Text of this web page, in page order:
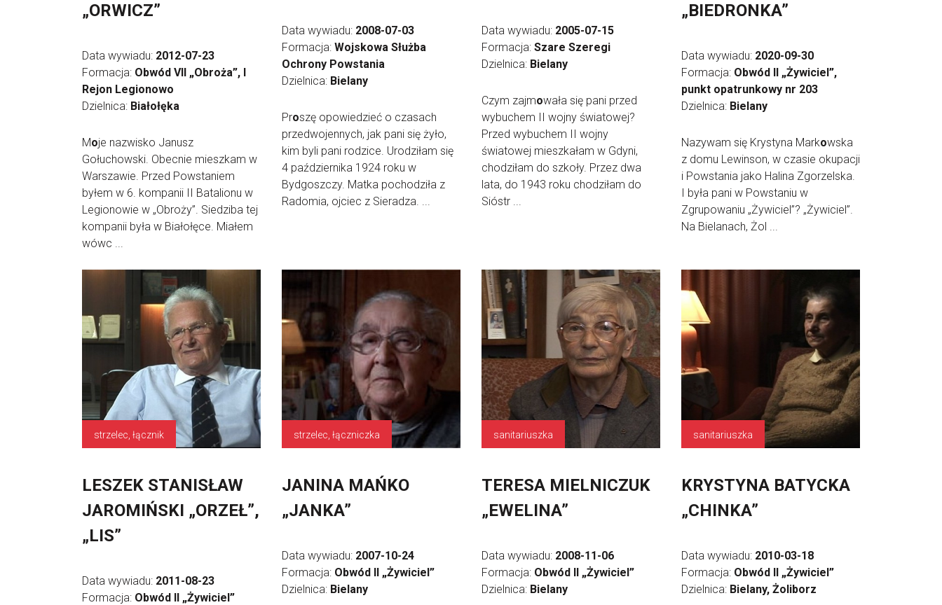
„ORWICZ”
Data wywiadu: 2012-07-23
Formacja: Obwód VII „Obroża”, I
Rejon Legionowo
Dzielnica: Białołęka
Moje nazwisko Janusz
Gołuchowski. Obecnie mieszkam w
Warszawie. Przed Powstaniem
byłem w 6. kompanii II Batalionu w
Legionowie w „Obroży”. Siedziba tej
kompanii była w Białołęce. Miałem
wówc ...
Data wywiadu: 2008-07-03
Formacja: Wojskowa Służba
Ochrony Powstania
Dzielnica: Bielany
Proszę opowiedzieć o czasach
przedwojennych, jak pani się żyło,
kim byli pani rodzice. Urodziłam się
4 października 1924 roku w
Bydgoszczy. Matka pochodziła z
Radomia, ojciec z Sieradza. ...
Data wywiadu: 2005-07-15
Formacja: Szare Szeregi
Dzielnica: Bielany
Czym zajmowała się pani przed
wybuchem II wojny światowej?
Przed wybuchem II wojny
światowej mieszkałam w Gdyni,
chodziłam do szkoły. Przez dwa
lata, do 1943 roku chodziłam do
Sióstr ...
„BIEDRONKA”
Data wywiadu: 2020-09-30
Formacja: Obwód II „Żywiciel”,
punkt opatrunkowy nr 203
Dzielnica: Bielany
Nazywam się Krystyna Markowska
z domu Lewinson, w czasie okupacji
i Powstania jako Halina Zgorzelska.
I była pani w Powstaniu w
Zgrupowaniu „Żywiciel”? „Żywiciel”.
Na Bielanach, Żol ...
strzelec, łącznik
LESZEK STANISŁAW
JAROMIŃSKI „ORZEŁ”,
„LIS”
Data wywiadu: 2011-08-23
Formacja: Obwód II „Żywiciel”
strzelec, łączniczka
JANINA MAŃKO
„JANKA”
Data wywiadu: 2007-10-24
Formacja: Obwód II „Żywiciel”
Dzielnica: Bielany
sanitariuszka
TERESA MIELNICZUK
„EWELINA”
Data wywiadu: 2008-11-06
Formacja: Obwód II „Żywiciel”
Dzielnica: Bielany
sanitariuszka
KRYSTYNA BATYCKA
„CHINKA”
Data wywiadu: 2010-03-18
Formacja: Obwód II „Żywiciel”
Dzielnica: Bielany, Żoliborz